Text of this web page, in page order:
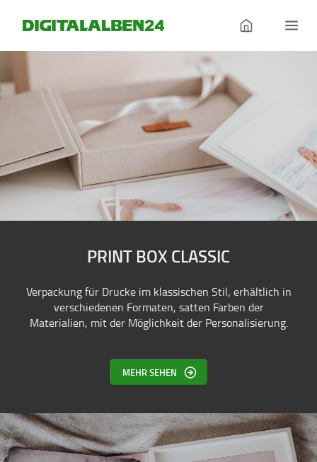
PRINT BOX CLASSIC
Verpackung für Drucke im klassischen Stil, erhältlich in
verschiedenen Formaten, satten Farben der
Materialien, mit der Möglichkeit der Personalisierung.
MEHR SEHEN